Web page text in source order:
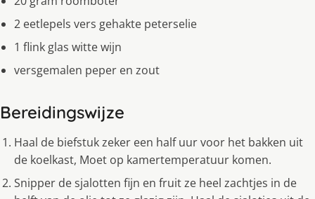
2 eetlepels vers gehakte peterselie
1 flink glas witte wijn
versgemalen peper en zout
Bereidingswijze
Haal de biefstuk zeker een half uur voor het bakken uit
de koelkast, Moet op kamertemperatuur komen.
Snipper de sjalotten fijn en fruit ze heel zachtjes in de